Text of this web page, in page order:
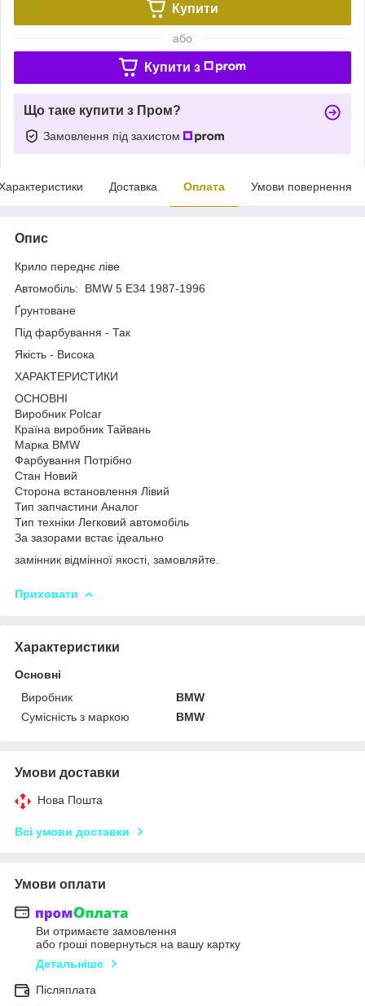
Купити
або
Купити з
Що таке купити з Пром?
Замовлення під захистом
Доставка Оплата Умови повернення
Опис
Крило переднє ліве
Автомобіль: BMW 5 E34 1987-1996
Ґрунтоване
Під фарбування - Так
Якість - Висока
ХАРАКТЕРИСТИКИ
ОСНОВНІ
Виробник Polcar
Країна виробник Тайвань
Марка BMW
Фарбування Потрібно
Стан Новий
Сторона встановлення Лівий
Тип запчастини Аналог
Тип техніки Легковий автомобіль
За зазорами встає ідеально
замінник відмінної якості, замовляйте.
Приховати
Характеристики
Основні
Виробник
BMW
Сумісність з маркою
BMW
Умови доставки
Нова Пошта
Всі умови доставки
Умови оплати
Ви отримаєте замовлення
або гроші повернуться на вашу картку
Детальніше
Післяплата